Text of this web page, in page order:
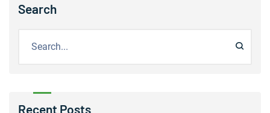
Search
Recent Posts